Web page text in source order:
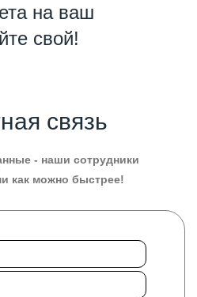
на ваш
свой!
связь
- наши сотрудники
как можно быстрее!